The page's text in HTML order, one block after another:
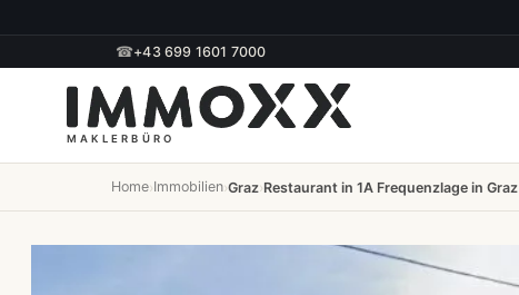
☎+43 699 1601 7000
Home›Immobilien›Graz›Restaurant in 1A Frequenzlage in Graz